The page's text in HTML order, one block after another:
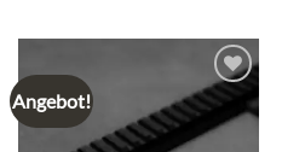
Angebot!
Add to
wishlist